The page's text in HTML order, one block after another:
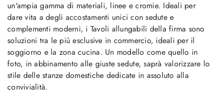
un'ampia gamma di materiali, linee e cromie. Ideali per
dare vita a degli accostamenti unici con sedute e
complementi moderni, i Tavoli allungabili della firma sono
soluzioni tra le più esclusive in commercio, ideali per il
soggiorno e la zona cucina. Un modello come quello in
foto, in abbinamento alle giuste sedute, saprà valorizzare lo
stile delle stanze domestiche dedicate in assoluto alla
convivialità.